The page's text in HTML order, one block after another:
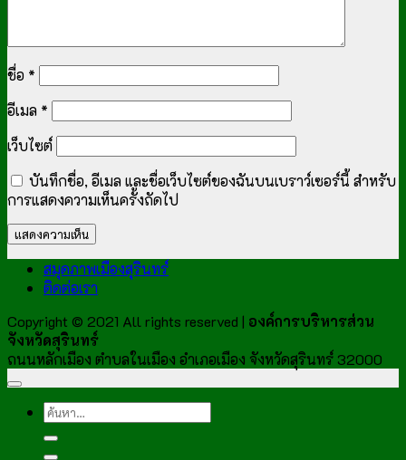
ชื่อ *
อีเมล *
เว็บไซต์
บันทึกชื่อ, อีเมล และชื่อเว็บไซต์ของฉันบนเบราว์เซอร์นี้ สำหรับ
การแสดงความเห็นครั้งถัดไป
สมุดภาพเมืองสุรินทร์
ติดต่อเรา
Copyright © 2021 All rights reserved | องค์การบริหารส่วน
จังหวัดสุรินทร์
ถนนหลักเมือง ตำบลในเมือง อำเภอเมือง จังหวัดสุรินทร์ 32000